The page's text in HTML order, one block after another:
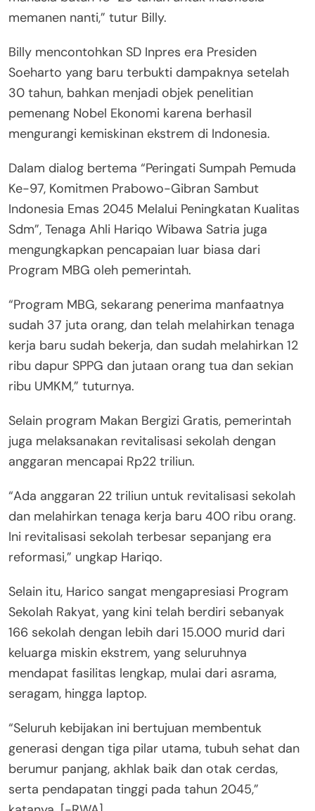
memanen nanti,” tutur Billy.
Billy mencontohkan SD Inpres era Presiden
Soeharto yang baru terbukti dampaknya setelah
30 tahun, bahkan menjadi objek penelitian
pemenang Nobel Ekonomi karena berhasil
mengurangi kemiskinan ekstrem di Indonesia.
Dalam dialog bertema “Peringati Sumpah Pemuda
Ke-97, Komitmen Prabowo-Gibran Sambut
Indonesia Emas 2045 Melalui Peningkatan Kualitas
Sdm”, Tenaga Ahli Hariqo Wibawa Satria juga
mengungkapkan pencapaian luar biasa dari
Program MBG oleh pemerintah.
“Program MBG, sekarang penerima manfaatnya
sudah 37 juta orang, dan telah melahirkan tenaga
kerja baru sudah bekerja, dan sudah melahirkan 12
ribu dapur SPPG dan jutaan orang tua dan sekian
ribu UMKM,” tuturnya.
Selain program Makan Bergizi Gratis, pemerintah
juga melaksanakan revitalisasi sekolah dengan
anggaran mencapai Rp22 triliun.
“Ada anggaran 22 triliun untuk revitalisasi sekolah
dan melahirkan tenaga kerja baru 400 ribu orang.
Ini revitalisasi sekolah terbesar sepanjang era
reformasi,” ungkap Hariqo.
Selain itu, Harico sangat mengapresiasi Program
Sekolah Rakyat, yang kini telah berdiri sebanyak
166 sekolah dengan lebih dari 15.000 murid dari
keluarga miskin ekstrem, yang seluruhnya
mendapat fasilitas lengkap, mulai dari asrama,
seragam, hingga laptop.
“Seluruh kebijakan ini bertujuan membentuk
generasi dengan tiga pilar utama, tubuh sehat dan
berumur panjang, akhlak baik dan otak cerdas,
serta pendapatan tinggi pada tahun 2045,”